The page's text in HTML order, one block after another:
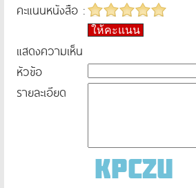
คะแนนหนังสือ :
ให้คะแนน
แสดงความเห็น
หัวข้อ
รายละเอียด